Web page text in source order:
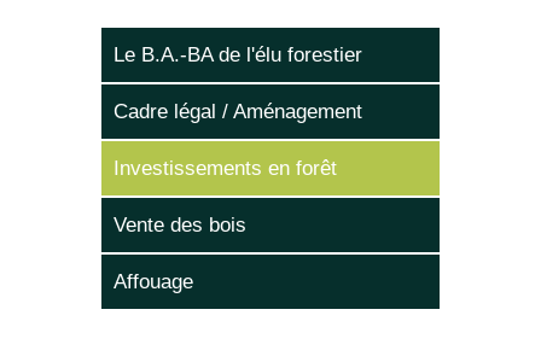
Le B.A.-BA de l'élu forestier
Cadre légal / Aménagement
Investissements en forêt
Vente des bois
Affouage